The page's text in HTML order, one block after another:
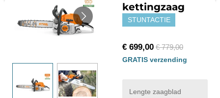
kettingzaag
STUNTACTIE
€ 699,00 € 779,00
GRATIS verzending
Lengte zaagblad